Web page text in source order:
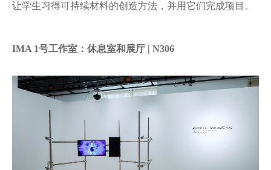
让学生习得可持续材料的创造方法，并用它们完成项目。
IMA 1号工作室：休息室和展厅 | N306